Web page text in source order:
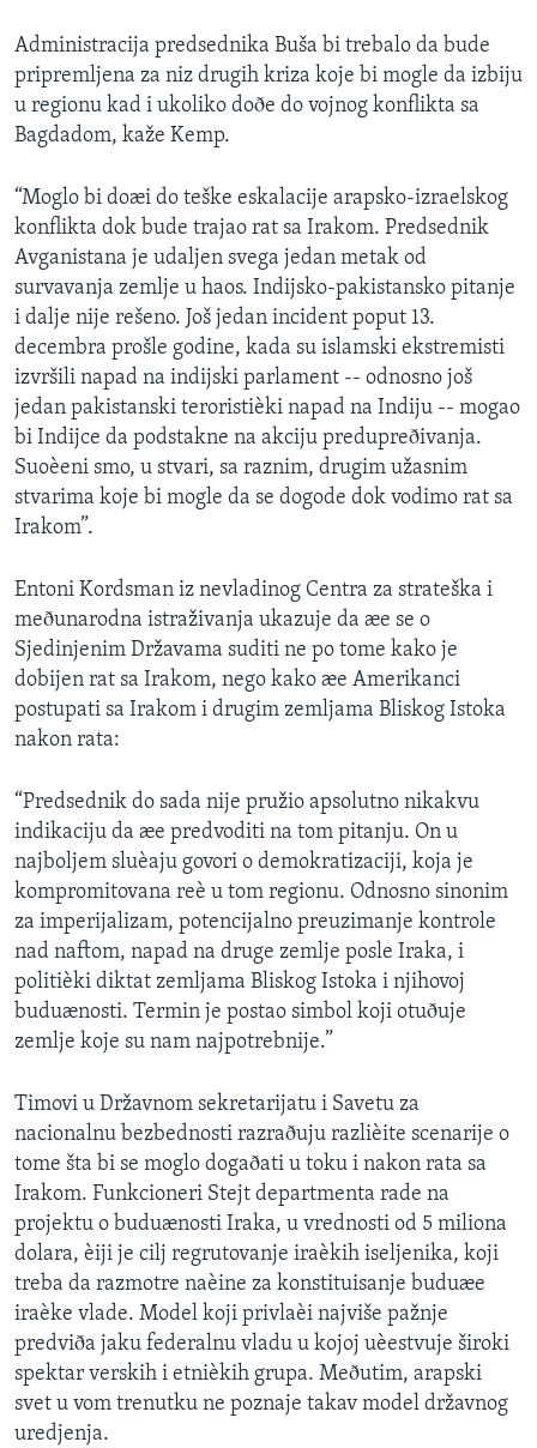
Administracija predsednika Buša bi trebalo da bude
pripremljena za niz drugih kriza koje bi mogle da izbiju
u regionu kad i ukoliko doðe do vojnog konflikta sa
Bagdadom, kaže Kemp.
“Moglo bi doæi do teške eskalacije arapsko-izraelskog
konflikta dok bude trajao rat sa Irakom. Predsednik
Avganistana je udaljen svega jedan metak od
survavanja zemlje u haos. Indijsko-pakistansko pitanje
i dalje nije rešeno. Još jedan incident poput 13.
decembra prošle godine, kada su islamski ekstremisti
izvršili napad na indijski parlament -- odnosno još
jedan pakistanski teroristièki napad na Indiju -- mogao
bi Indijce da podstakne na akciju predupreðivanja.
Suoèeni smo, u stvari, sa raznim, drugim užasnim
stvarima koje bi mogle da se dogode dok vodimo rat sa
Irakom”.
Entoni Kordsman iz nevladinog Centra za strateška i
meðunarodna istraživanja ukazuje da æe se o
Sjedinjenim Državama suditi ne po tome kako je
dobijen rat sa Irakom, nego kako æe Amerikanci
postupati sa Irakom i drugim zemljama Bliskog Istoka
nakon rata:
“Predsednik do sada nije pružio apsolutno nikakvu
indikaciju da æe predvoditi na tom pitanju. On u
najboljem sluèaju govori o demokratizaciji, koja je
kompromitovana reè u tom regionu. Odnosno sinonim
za imperijalizam, potencijalno preuzimanje kontrole
nad naftom, napad na druge zemlje posle Iraka, i
politièki diktat zemljama Bliskog Istoka i njihovoj
buduænosti. Termin je postao simbol koji otuðuje
zemlje koje su nam najpotrebnije.”
Timovi u Državnom sekretarijatu i Savetu za
nacionalnu bezbednosti razraðuju razlièite scenarije o
tome šta bi se moglo dogaðati u toku i nakon rata sa
Irakom. Funkcioneri Stejt departmenta rade na
projektu o buduænosti Iraka, u vrednosti od 5 miliona
dolara, èiji je cilj regrutovanje iraèkih iseljenika, koji
treba da razmotre naèine za konstituisanje buduæe
iraèke vlade. Model koji privlaèi najviše pažnje
predviða jaku federalnu vladu u kojoj uèestvuje široki
spektar verskih i etnièkih grupa. Meðutim, arapski
svet u vom trenutku ne poznaje takav model državnog
uredjenja.